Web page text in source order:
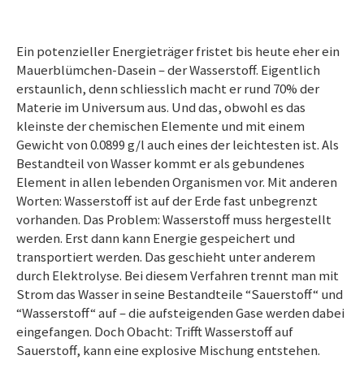
Ein potenzieller Energieträger fristet bis heute eher ein
Mauerblümchen-Dasein – der Wasserstoff. Eigentlich
erstaunlich, denn schliesslich macht er rund 70% der
Materie im Universum aus. Und das, obwohl es das
kleinste der chemischen Elemente und mit einem
Gewicht von 0.0899 g/l auch eines der leichtesten ist. Als
Bestandteil von Wasser kommt er als gebundenes
Element in allen lebenden Organismen vor. Mit anderen
Worten: Wasserstoff ist auf der Erde fast unbegrenzt
vorhanden. Das Problem: Wasserstoff muss hergestellt
werden. Erst dann kann Energie gespeichert und
transportiert werden. Das geschieht unter anderem
durch Elektrolyse. Bei diesem Verfahren trennt man mit
Strom das Wasser in seine Bestandteile “Sauerstoff“ und
“Wasserstoff“ auf – die aufsteigenden Gase werden dabei
eingefangen. Doch Obacht: Trifft Wasserstoff auf
Sauerstoff, kann eine explosive Mischung entstehen.